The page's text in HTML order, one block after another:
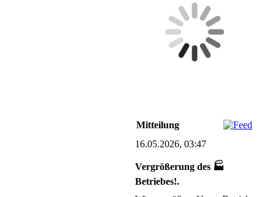
Mitteilung
16.05.2026, 03:47
Vergrößerung des 🏭
Betriebes!.